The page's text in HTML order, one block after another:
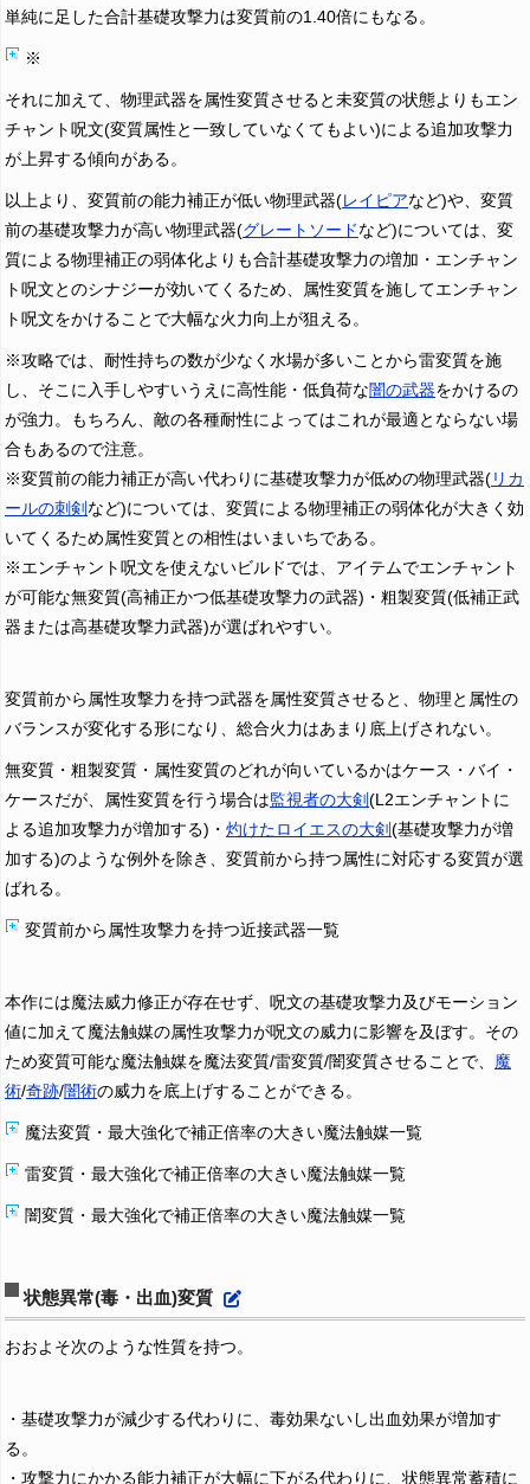
単純に足した合計基礎攻撃力は変質前の1.40倍にもなる。
※
それに加えて、物理武器を属性変質させると未変質の状態よりもエン
チャント呪文(変質属性と一致していなくてもよい)による追加攻撃力
が上昇する傾向がある。
以上より、変質前の能力補正が低い物理武器(レイピアなど)や、変質
前の基礎攻撃力が高い物理武器(グレートソードなど)については、変
質による物理補正の弱体化よりも合計基礎攻撃力の増加・エンチャン
ト呪文とのシナジーが効いてくるため、属性変質を施してエンチャン
ト呪文をかけることで大幅な火力向上が狙える。
※攻略では、耐性持ちの数が少なく水場が多いことから雷変質を施
し、そこに入手しやすいうえに高性能・低負荷な闇の武器をかけるの
が強力。もちろん、敵の各種耐性によってはこれが最適とならない場
合もあるので注意。
※変質前の能力補正が高い代わりに基礎攻撃力が低めの物理武器(リカ
ールの刺剣 など)については、変質による物理補正の弱体化が大きく効
いてくるため属性変質との相性はいまいちである。
※エンチャント呪文を使えないビルドでは、アイテムでエンチャント
が可能な無変質(高補正かつ低基礎攻撃力の武器)・粗製変質(低補正武
器または高基礎攻撃力武器)が選ばれやすい。
変質前から属性攻撃力を持つ武器を属性変質させると、物理と属性の
バランスが変化する形になり、総合火力はあまり底上げされない。
無変質・粗製変質・属性変質のどれが向いているかはケース・バイ・
ケースだが、属性変質を行う場合は監視者の大剣(L2エンチャントに
よる追加攻撃力が増加する)・ 灼けたロイエスの大剣(基礎攻撃力が増
加する)のような例外を除き、変質前から持つ属性に対応する変質が選
ばれる。
変質前から属性攻撃力を持つ近接武器一覧
本作には魔法威力修正が存在せず、呪文の基礎攻撃力及びモーション
値に加えて魔法触媒の属性攻撃力が呪文の威力に影響を及ぼす。その
ため変質可能な魔法触媒を魔法変質/雷変質/闇変質させることで、 魔
術/奇跡/闇術の威力を底上げすることができる。
魔法変質・最大強化で補正倍率の大きい魔法触媒一覧
雷変質・最大強化で補正倍率の大きい魔法触媒一覧
闇変質・最大強化で補正倍率の大きい魔法触媒一覧
状態異常(毒・出血)変質
おおよそ次のような性質を持つ。
・基礎攻撃力が減少する代わりに、毒効果ないし出血効果が増加す
る。
・攻撃力にかかる能力補正が大幅に下がる代わりに、状態異常蓄積に